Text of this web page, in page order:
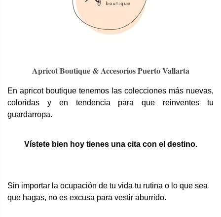
Apricot Boutique & Accesorios Puerto Vallarta
En apricot boutique tenemos las colecciones más nuevas,
coloridas y en tendencia para que reinventes tu
guardarropa.
Vístete bien hoy tienes una cita con el destino.
Sin importar la ocupación de tu vida tu rutina o lo que sea
que hagas, no es excusa para vestir aburrido.